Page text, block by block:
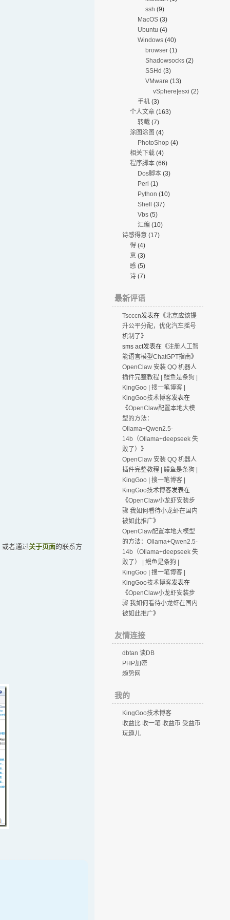
者通过关于页面的联系方
ssh (9)
MacOS(3)
Ubuntu (4)
Windows(40)
browser(1)
Shadowsocks(2)
SSHd (3)
VMware (13)
vSphere|esxi (2)
手机(3)
个人文章(163)
转载(7)
涂图涂图 (4)
PhotoShop(4)
相关下载(4)
程序脚本(66)
Dos脚本(3)
Perl (1)
Python (10)
Shell (37)
Vbs(5)
汇编 (10)
诗感得意(17)
得(4)
意(3)
感(5)
诗(7)
最新评语
Tscccn发表在《北京应该提
升公平分配，优化汽车摇号
机制了》
sms act发表在《注册人工智
能语言模型ChatGPT指南》
OpenClaw 安装 QQ 机器人
插件完整教程 | 鳗鱼是条狗 |
KingGoo | 搜一笔博客 |
KingGoo技术博客发表在
《OpenClaw配置本地大模
型的方法：
Ollama+Qwen2.5-
14b（Ollama+deepseek 失
败了）
》
OpenClaw 安装 QQ 机器人
插件完整教程 | 鳗鱼是条狗 |
KingGoo | 搜一笔博客 |
KingGoo技术博客发表在
《OpenClaw小龙虾安装步
骤 我如何看待小龙虾在国内
被如此推广》
OpenClaw配置本地大模型
的方法：Ollama+Qwen2.5-
14b（Ollama+deepseek 失
败了） | 鳗鱼是条狗 |
KingGoo | 搜一笔博客 |
KingGoo技术博客发表在
《OpenClaw小龙虾安装步
骤 我如何看待小龙虾在国内
被如此推广》
友情连接
dbtan 谈DB
PHP加密
趋势网
我的
KingGoo技术博客
收益比 收一笔 收益币 受益币
玩趣儿